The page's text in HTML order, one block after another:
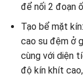
để nối 2 đoạn
Tạo bể mặt
cao su đệm ở
cùng với diện
độ kín khít